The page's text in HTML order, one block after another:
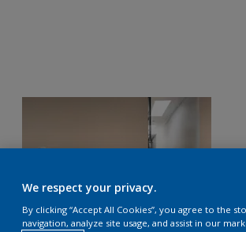
We respect your privacy.
By clicking “Accept All Cookies”, you agree to the
navigation, analyze site usage, and assist in our